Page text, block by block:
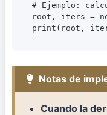
# Ejemplo:
root, iters =
Notas de
Cuando la